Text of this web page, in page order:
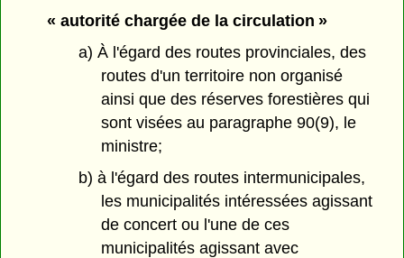
« autorité chargée de la circulation »
a) À l'égard des routes provinciales, des
routes d'un territoire non organisé
ainsi que des réserves forestières qui
sont visées au paragraphe 90(9), le
ministre;
b) à l'égard des routes intermunicipales,
les municipalités intéressées agissant
de concert ou l'une de ces
municipalités agissant avec